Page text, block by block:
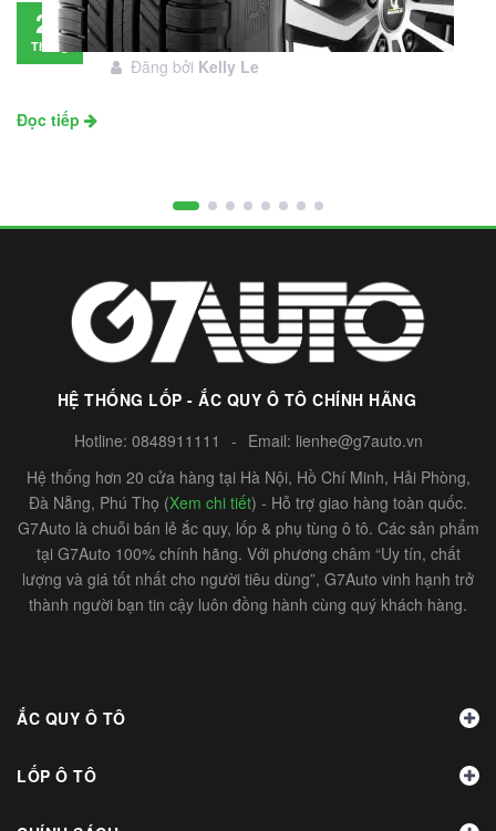
28
Tháng
Đánh giá lốp Michelin Primacy SUV: Đáng
đầu tư không?
Đăng bởi Kelly Le
Đọc tiếp
HỆ THỐNG LỐP - ẮC QUY Ô TÔ CHÍNH HÃNG
Hotline: 0848911111 - Email: lienhe@g7auto.vn
Hệ thống hơn 20 cửa hàng tại Hà Nội, Hồ Chí Minh, Hải Phòng,
Đà Nẵng, Phú Thọ (Xem chi tiết) - Hỗ trợ giao hàng toàn quốc.
G7Auto là chuỗi bán lẻ ắc quy, lốp & phụ tùng ô tô. Các sản phẩm
tại G7Auto 100% chính hãng. Với phương châm “Uy tín, chất
lượng và giá tốt nhất cho người tiêu dùng”, G7Auto vinh hạnh trở
thành người bạn tin cậy luôn đồng hành cùng quý khách hàng.
ẮC QUY Ô TÔ
LỐP Ô TÔ